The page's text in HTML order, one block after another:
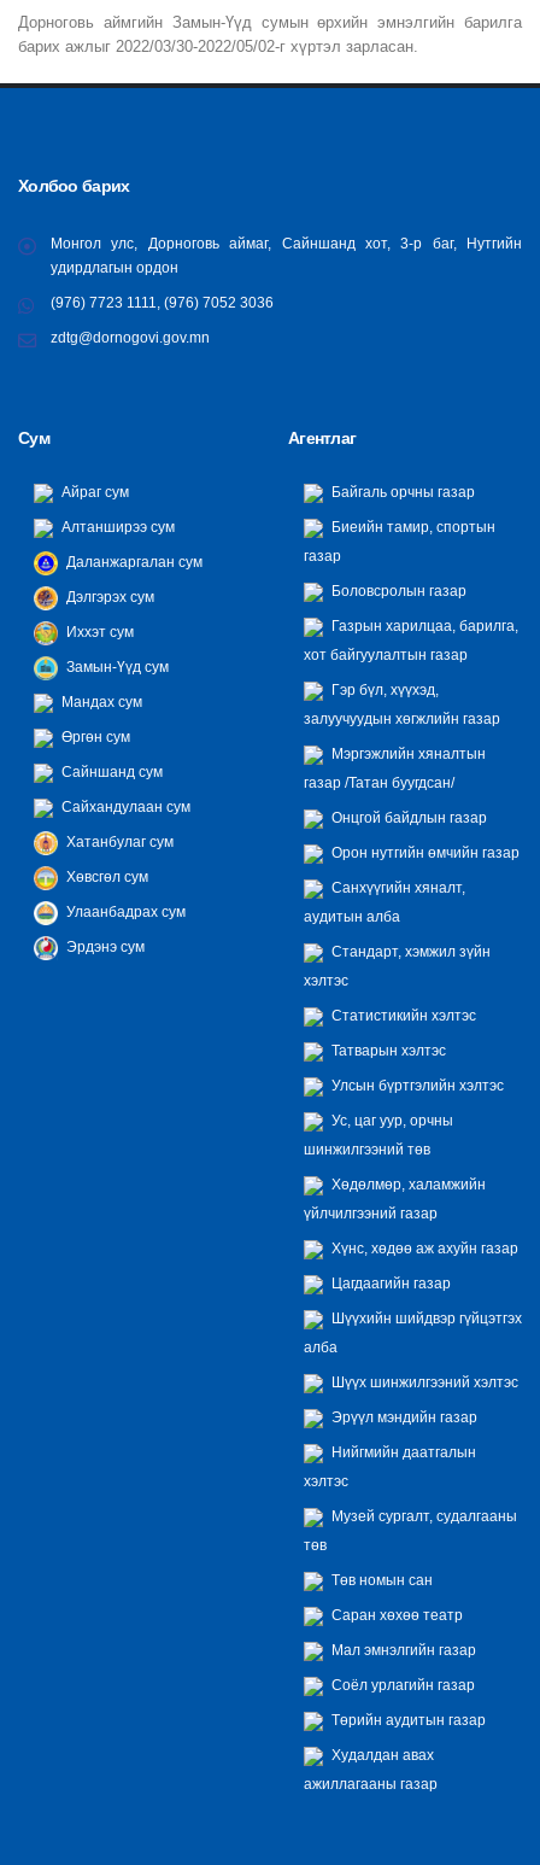
Дорноговь аймгийн Замын-Үүд сумын өрхийн эмнэлгийн барилга
барих ажлыг 2022/03/30-2022/05/02-г хүртэл зарласан.
Холбоо барих
Монгол улс, Дорноговь аймаг, Сайншанд хот, 3-р баг, Нутгийн
удирдлагын ордон
(976) 7723 1111, (976) 7052 3036
zdtg@dornogovi.gov.mn
Сум
Айраг сум
Алтанширээ сум
Даланжаргалан сум
Дэлгэрэх сум
Иххэт сум
Замын-Үүд сум
Мандах сум
Өргөн сум
Сайншанд сум
Сайхандулаан сум
Хатанбулаг сум
Хөвсгөл сум
Улаанбадрах сум
Эрдэнэ сум
Агентлаг
Байгаль орчны газар
Биеийн тамир, спортын
газар
Боловсролын газар
Газрын харилцаа, барилга,
хот байгуулалтын газар
Гэр бүл, хүүхэд,
залуучуудын хөгжлийн газар
Мэргэжлийн хяналтын
газар /Татан буугдсан/
Онцгой байдлын газар
Орон нутгийн өмчийн газар
Санхүүгийн хяналт,
аудитын алба
Стандарт, хэмжил зүйн
хэлтэс
Статистикийн хэлтэс
Татварын хэлтэс
Улсын бүртгэлийн хэлтэс
Ус, цаг уур, орчны
шинжилгээний төв
Хөдөлмөр, халамжийн
үйлчилгээний газар
Хүнс, хөдөө аж ахуйн газар
Цагдаагийн газар
Шүүхийн шийдвэр гүйцэтгэх
алба
Шүүх шинжилгээний хэлтэс
Эрүүл мэндийн газар
Нийгмийн даатгалын
хэлтэс
Музей сургалт, судалгааны
төв
Төв номын сан
Саран хөхөө театр
Мал эмнэлгийн газар
Соёл урлагийн газар
Төрийн аудитын газар
Худалдан авах
ажиллагааны газар